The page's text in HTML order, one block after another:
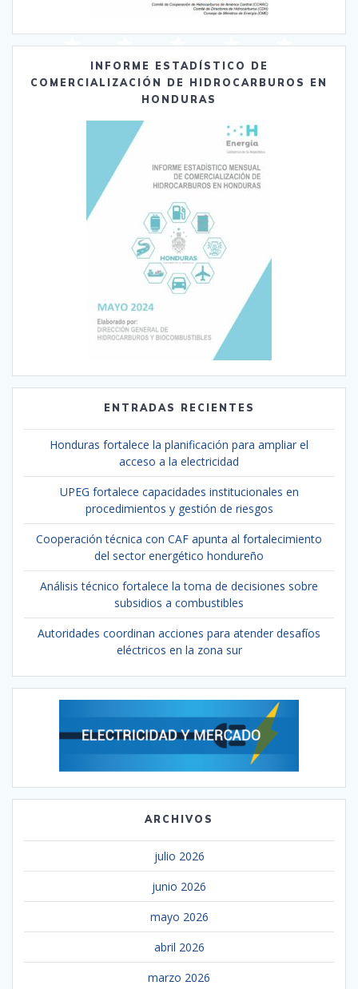
INFORME ESTADÍSTICO DE
COMERCIALIZACIÓN DE HIDROCARBUROS EN
HONDURAS
ENTRADAS RECIENTES
Honduras fortalece la planificación para ampliar el
acceso a la electricidad
UPEG fortalece capacidades institucionales en
procedimientos y gestión de riesgos
Cooperación técnica con CAF apunta al fortalecimiento
del sector energético hondureño
Análisis técnico fortalece la toma de decisiones sobre
subsidios a combustibles
Autoridades coordinan acciones para atender desafíos
eléctricos en la zona sur
ARCHIVOS
julio 2026
junio 2026
mayo 2026
abril 2026
marzo 2026